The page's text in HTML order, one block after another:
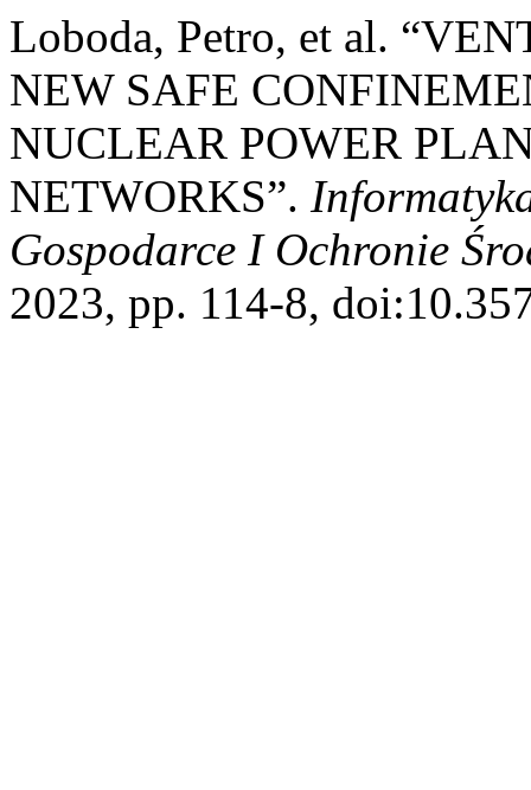
Loboda, Petro, et al.
NEW SAFE
NUCLEAR POWER
NETWORKS”.
Gospodarce I Ochronie
2023, pp. 114-8,